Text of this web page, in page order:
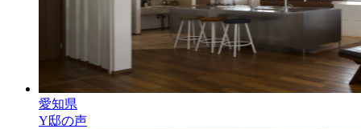
愛知県
Y邸の声